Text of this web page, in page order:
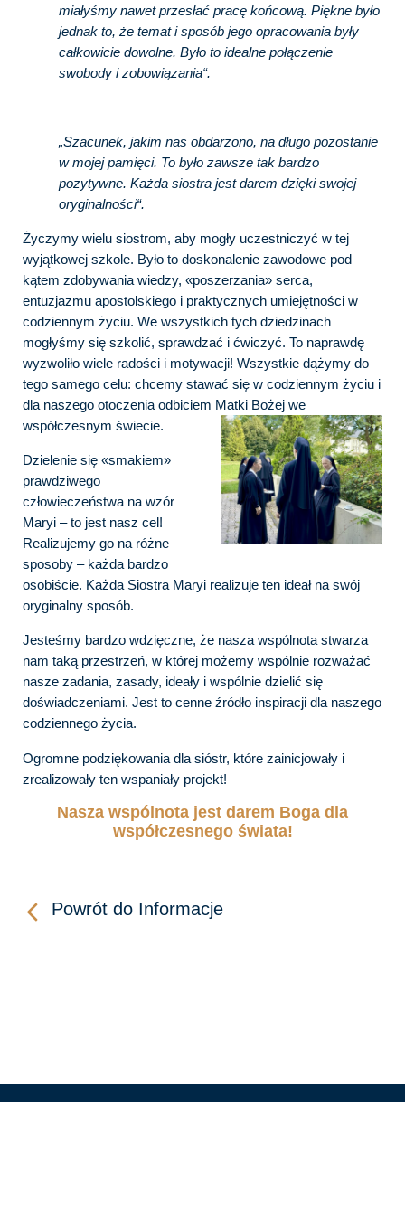
miałyśmy nawet przesłać pracę końcową. Piękne było
jednak to, że temat i sposób jego opracowania były
całkowicie dowolne. Było to idealne połączenie
swobody i zobowiązania“.
„Szacunek, jakim nas obdarzono, na długo pozostanie
w mojej pamięci. To było zawsze tak bardzo
pozytywne. Każda siostra jest darem dzięki swojej
oryginalności“.
Życzymy wielu siostrom, aby mogły uczestniczyć w tej
wyjątkowej szkole. Było to doskonalenie zawodowe pod
kątem zdobywania wiedzy, «poszerzania» serca,
entuzjazmu apostolskiego i praktycznych umiejętności w
codziennym życiu. We wszystkich tych dziedzinach
mogłyśmy się szkolić, sprawdzać i ćwiczyć. To naprawdę
wyzwoliło wiele radości i motywacji! Wszystkie dążymy do
tego samego celu: chcemy stawać się w codziennym życiu i
dla naszego otoczenia odbiciem Matki Bożej we
współczesnym świecie.
Dzielenie się «smakiem»
prawdziwego
człowieczeństwa na wzór
Maryi – to jest nasz cel!
Realizujemy go na różne
sposoby – każda bardzo
osobiście. Każda Siostra Maryi realizuje ten ideał na swój
oryginalny sposób.
Jesteśmy bardzo wdzięczne, że nasza wspólnota stwarza
nam taką przestrzeń, w której możemy wspólnie rozważać
nasze zadania, zasady, ideały i wspólnie dzielić się
doświadczeniami. Jest to cenne źródło inspiracji dla naszego
codziennego życia.
Ogromne podziękowania dla sióstr, które zainicjowały i
zrealizowały ten wspaniały projekt!
Nasza wspólnota jest darem Boga dla
współczesnego świata!
Powrót do Informacje